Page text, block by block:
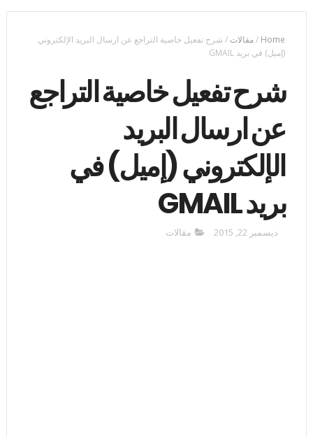
Home
/مقالات / شرح تفعيل خاصية التراجع عن ارسال البريد الإلكتروني
(إميل) في بريد GMAIL
شرح تفعيل خاصية التراجع
عن ارسال البريد
الإلكتروني (إميل) في
بريد GMAIL
ديسمبر 22, 2015 مقالات